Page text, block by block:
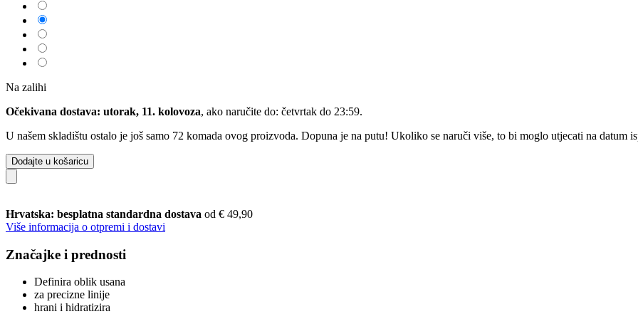
Na zalihi
Očekivana dostava: utorak, 11. kolovoza, ako naručite do: četvrtak do 23:59.
U našem skladištu ostalo je još samo 72 komada ovog proizvoda. Dopuna je na putu! Ukoliko se naruči više, to bi moglo utjecati na datum
Dodajte u košaricu
Hrvatska: besplatna standardna dostava od € 49,90
Više informacija o otpremi i dostavi
Značajke i prednosti
Definira oblik usana
za precizne linije
hrani i hidratizira